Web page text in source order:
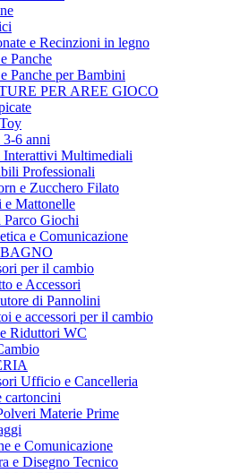
e Recinzioni in legno
Panche
Panche per Bambini
PER AREE GIOCO
6 anni
Multimediali
Professionali
e Zucchero Filato
e Mattonelle
Parco Giochi
e Comunicazione
per il cambio
e Accessori
di Pannolini
e accessori per il cambio
Riduttori WC
Ufficio e Cancelleria
cartoncini
Materie Prime
e Comunicazione
e Disegno Tecnico